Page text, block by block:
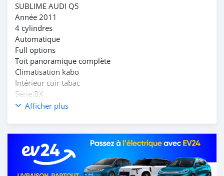
SUBLIME AUDI Q5
Année 2011
4 cylindres
Automatique
Full options
Toit panoramique complète
Climatisation kabo
Intérieur cuir tabac
Série BX
Jantes Allures
Afficher plus